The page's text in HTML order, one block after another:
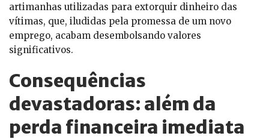
artimanhas utilizadas para extorquir dinheiro das
vítimas, que, iludidas pela promessa de um novo
emprego, acabam desembolsando valores
significativos.
Consequências
devastadoras: além da
perda financeira imediata